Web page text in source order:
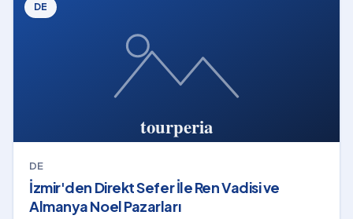
DE
DE
İzmir'den Direkt Sefer İle Ren Vadisi ve
Almanya Noel Pazarları